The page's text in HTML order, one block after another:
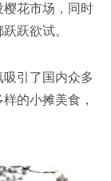
花市场，同时
跃欲试。
引了国内众多
的小摊美食，